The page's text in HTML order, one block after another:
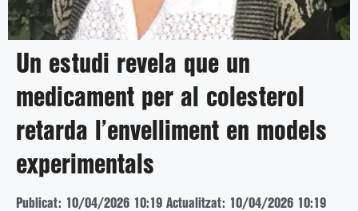
Un estudi revela que un
medicament per al colesterol
retarda l’envelliment en models
experimentals
Publicat: 10/04/2026 10:19 Actualitzat: 10/04/2026 10:19